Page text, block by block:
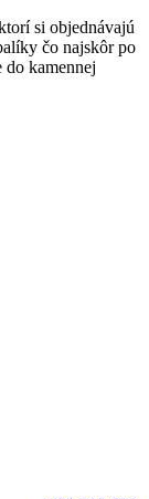
si objednávajú
čo najskôr po
kamennej